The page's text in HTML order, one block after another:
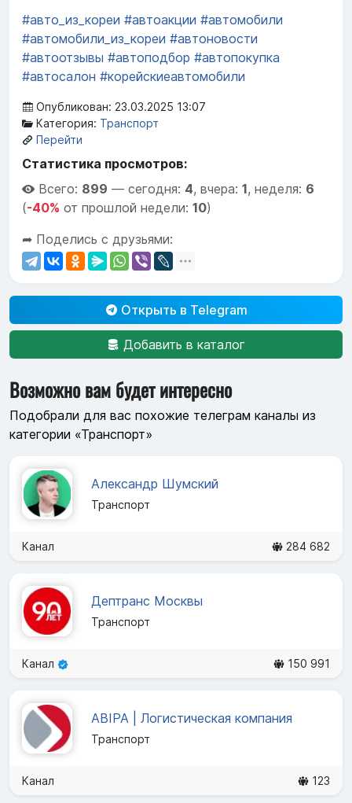
#авто_из_кореи #автоакции #автомобили
#автомобили_из_кореи #автоновости
#автоотзывы #автоподбор #автопокупка
#автосалон #корейскиеавтомобили
Опубликован: 23.03.2025 13:07
Категория: Транспорт
Перейти
Статистика просмотров:
Всего: 899 — сегодня: 4, вчера: 1, неделя: 6
(-40% от прошлой недели: 10)
➦ Поделись с друзьями:
Открыть в Telegram
Добавить в каталог
Возможно вам будет интересно
Подобрали для вас похожие телеграм каналы из
категории «Транспорт»
Александр Шумский
Транспорт
Канал 284 682
Дептранс Москвы
Транспорт
Канал 150 991
ABIPA | Логистическая компания
Транспорт
Канал 123